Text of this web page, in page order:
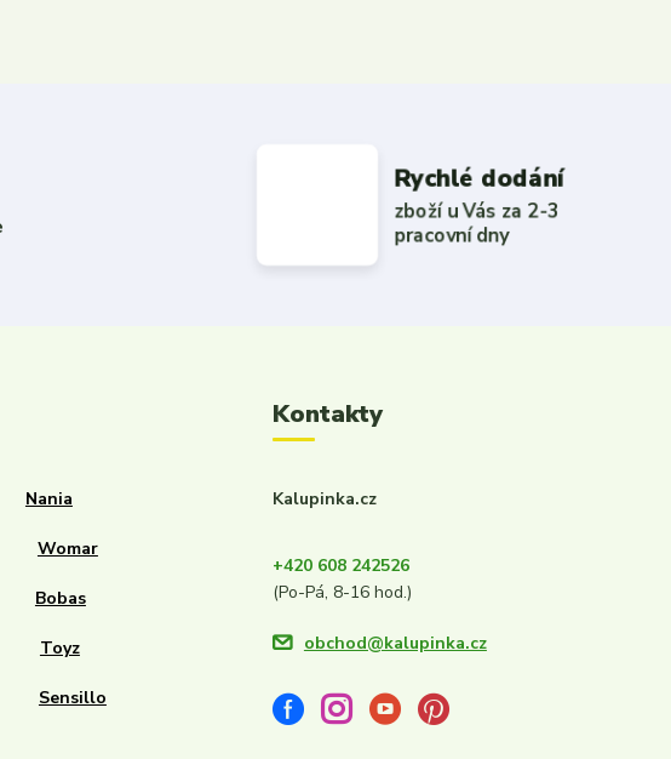
Rychlé dodání
zboží u Vás za 2-3
pracovní dny
Nania
Womar
Bobas
Toyz
Sensillo
Kontakty
Kalupinka.cz
+420 608 242526
(Po-Pá, 8-16 hod.)
obchod@kalupinka.cz